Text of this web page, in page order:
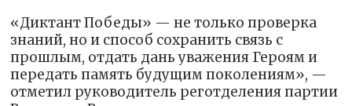
«Диктант Победы» — не только проверка
знаний, но и способ сохранить связь с
прошлым, отдать дань уважения Героям и
передать память будущим поколениям», —
отметил руководитель реготделения партии